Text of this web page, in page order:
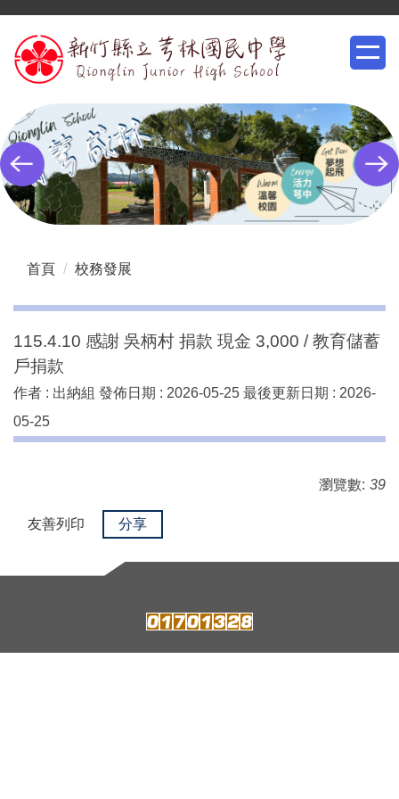
到
主
內
容
區
首頁 校務發展
115.4.10 感謝 吳柄村 捐款 現金 3,000 / 教育儲蓄
戶捐款
作者 : 出納組 發佈日期 : 2026-05-25 最後更新日期 : 2026-
05-25
瀏覽數: 39
友善列印 分享